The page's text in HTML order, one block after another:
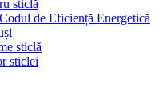
sticlă
de Eficiență Energetică
sticlă
sticlei